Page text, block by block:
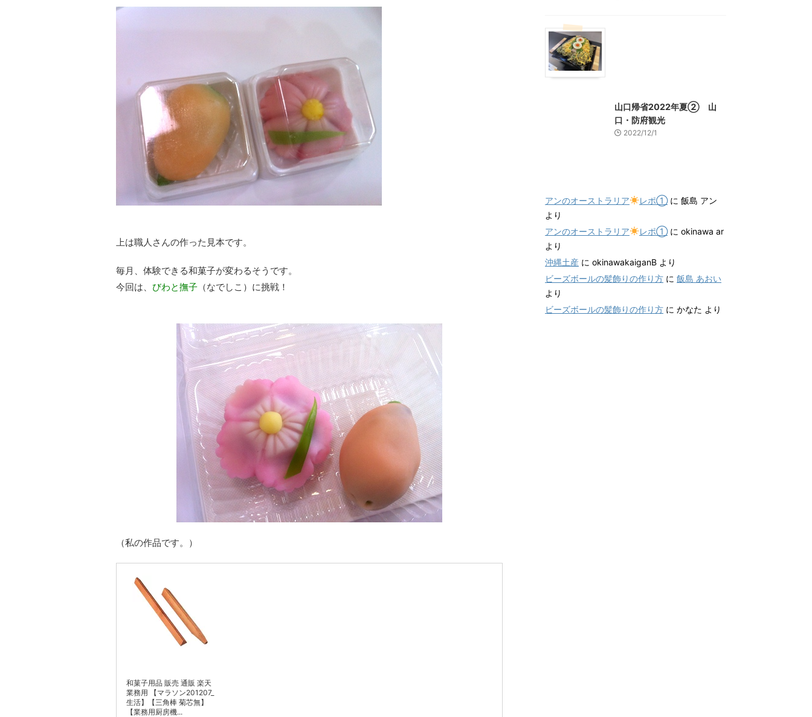
上は職人さんの作った見本です。
毎月、体験できる和菓子が変わるそうです。
今回は、 びわと撫子 （なでしこ）に挑戦！
（私の作品です。）
和菓子用品 販売 通販 楽天
業務用 【マラソン201207_
生活】【三角棒 菊芯無】
【業務用厨房機...
山口帰省2022年夏② 山
口・防府観光
2022/12/1
アンのオーストラリア レポ①に 飯島 アン
より
アンのオーストラリア
レポ①に okinawa ar
より
沖縄土産 に okinawakaiganB より
ビーズボールの髪飾りの作り方 に 飯島 あおい
より
ビーズボールの髪飾りの作り方 に かなた より